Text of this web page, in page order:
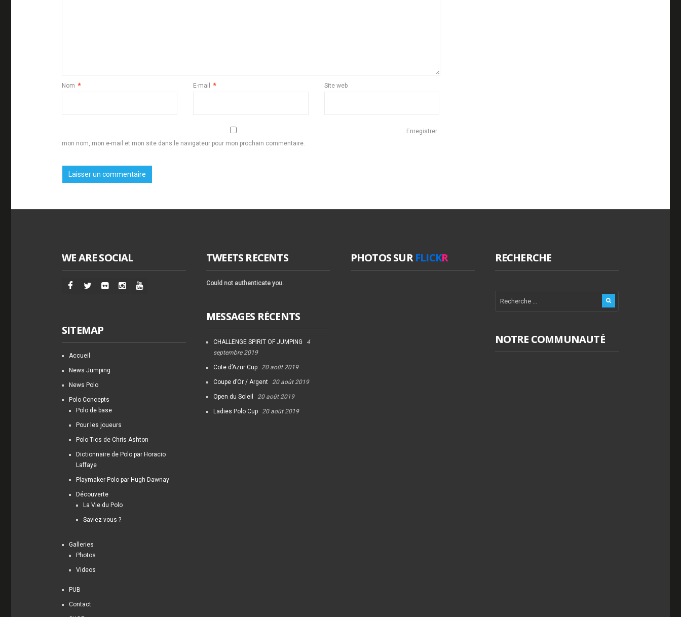
Nom * E-mail * Site web
Enregistrer
mon nom, mon e-mail et mon site dans le navigateur pour mon prochain commentaire.
WE ARE SOCIAL
SITEMAP
Accueil
News Jumping
News Polo
Polo Concepts
Polo de base
Pour les joueurs
Polo Tics de Chris Ashton
Dictionnaire de Polo par Horacio
Laffaye
Playmaker Polo par Hugh Dawnay
Découverte
La Vie du Polo
Saviez-vous ?
Galleries
Photos
Videos
PUB
Contact
TWEETS RECENTS
Could not authenticate you.
MESSAGES RÉCENTS
CHALLENGE SPIRIT OF JUMPING
4
septembre 2019
Cote d’Azur Cup 20 août 2019
Coupe d’Or / Argent 20 août 2019
Open du Soleil 20 août 2019
Ladies Polo Cup 20 août 2019
PHOTOS SURFLICKR RECHERCHE
NOTRE COMMUNAUTÉ